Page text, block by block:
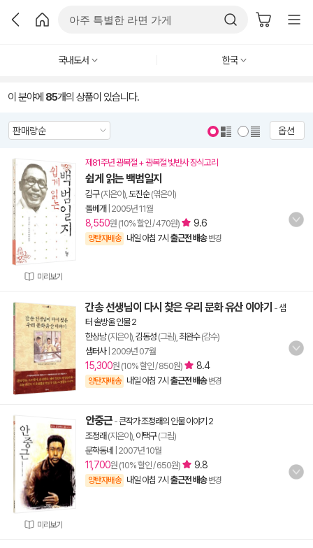
국내도서 한국
이 분야에 85개의 상품이 있습니다.
옵션
미리보기
제81주년 광복절 + 광복절 빛반사 장식고리
쉽게 읽는 백범일지
김구(지은이), 도진순(엮은이)
돌베개 2005년 11월
8,550원 (10% 할인 / 470원) 9.6
양탄자배송 내일 아침 7시 출근전 배송 변경
간송 선생님이 다시 찾은 우리 문화 유산 이야기 - 샘
터 솔방울 인물 2
한상남(지은이), 김동성 (그림), 최완수(감수)
샘터사| 2009년 07월
15,300원 (10% 할인 / 850원) 8.4
양탄자배송 내일 아침 7시 출근전 배송 변경
미리보기
안중근 -큰작가 조정래의 인물 이야기 2
조정래 (지은이), 이택구(그림)
문학동네
2007년 10월
11,700원 (10% 할인 / 650원) 9.8
양탄자배송 내일 아침 7시 출근전 배송 변경